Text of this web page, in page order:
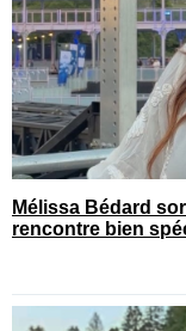
Mélissa Bédard
rencontre bien